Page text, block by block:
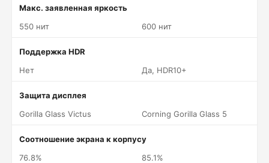
Макс. заявленная яркость
550 нит
600 нит
Поддержка HDR
Нет
Да, HDR10+
Защита дисплея
Gorilla Glass Victus
Corning Gorilla Glass 5
Соотношение экрана к корпусу
76.8%
85.1%